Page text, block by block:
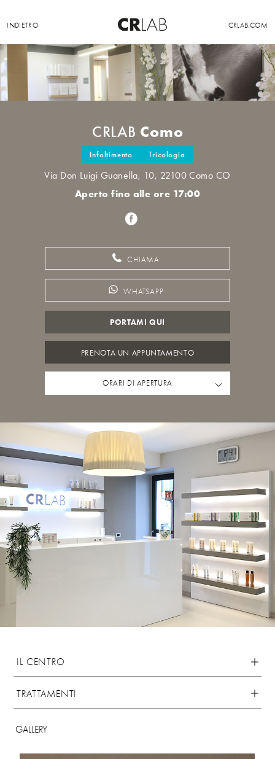
INDIETRO CRLAB.COM
CRLAB Como
Infoltimento Tricologia
Via Don Luigi Guanella, 10, 22100 Como CO
Aperto fino alle ore 17:00
CHIAMA
WHATSAPP
PORTAMI QUI
PRENOTA UN APPUNTAMENTO
ORARI DI APERTURA
IL CENTRO
TRATTAMENTI
GALLERY